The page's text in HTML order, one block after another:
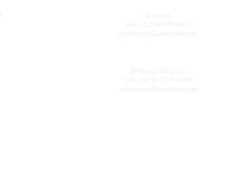
Eventos
WA +52 8116083408
glitterzen@borealba.com
Booking Servicios
WA +52 81 2213 0249
glitterzen@borealba.com